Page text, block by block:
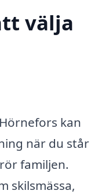
välja
kan
när du står
familjen.
skilsmässa,